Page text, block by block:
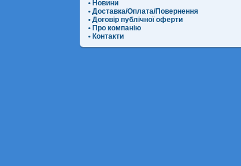
• Новини
• Доставка/Оплата/Повернення
• Договір публічної оферти
• Про компанію
• Контакти